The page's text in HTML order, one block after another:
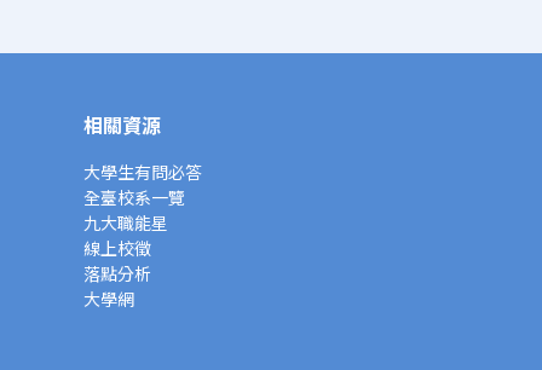
相關資源
大學生有問必答
全臺校系一覽
九大職能星
線上校徵
落點分析
大學網